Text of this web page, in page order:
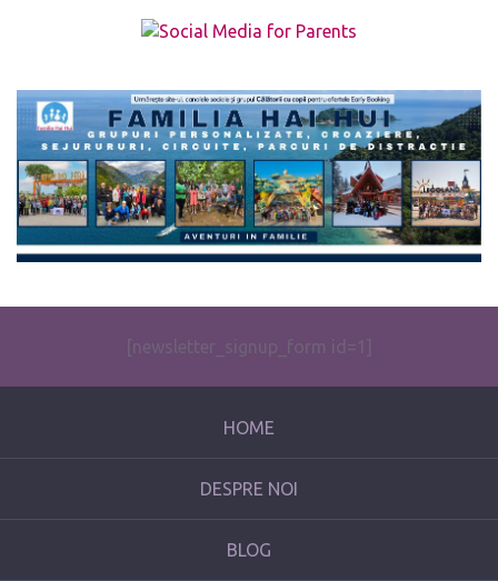
The form you have selected does not exist.
[newsletter_signup_form id=1]
HOME
DESPRE NOI
BLOG